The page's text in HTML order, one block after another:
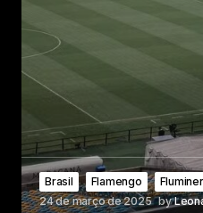
Brasil Flamengo
24 de março de 2025 by